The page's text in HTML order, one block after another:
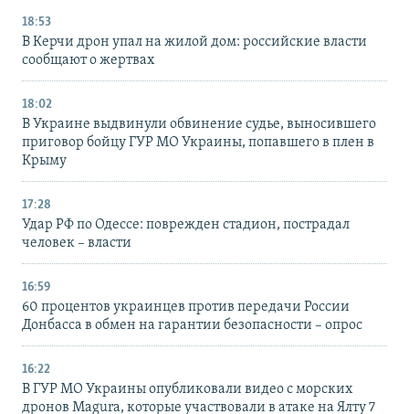
18:53
В Керчи дрон упал на жилой дом: российские власти
сообщают о жертвах
18:02
В Украине выдвинули обвинение судье, выносившего
приговор бойцу ГУР МО Украины, попавшего в плен в
Крыму
17:28
Удар РФ по Одессе: поврежден стадион, пострадал
человек – власти
16:59
60 процентов украинцев против передачи России
Донбасса в обмен на гарантии безопасности – опрос
16:22
В ГУР МО Украины опубликовали видео с морских
дронов Magura, которые участвовали в атаке на Ялту 7